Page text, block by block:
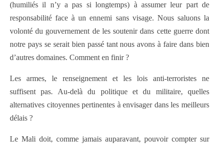
(humiliés il n’y a pas si longtemps) à assumer leur part de
responsabilité face à un ennemi sans visage. Nous saluons la
volonté du gouvernement de les soutenir dans cette guerre dont
notre pays se serait bien passé tant nous avons à faire dans bien
d’autres domaines. Comment en finir ?
Les armes, le renseignement et les lois anti-terroristes ne
suffisent pas. Au-delà du politique et du militaire, quelles
alternatives citoyennes pertinentes à envisager dans les meilleurs
délais ?
Le Mali doit, comme jamais auparavant, pouvoir compter sur